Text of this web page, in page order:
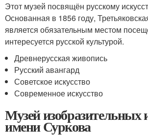
Этот музей посвящён русскому
Основанная в 1856 году,
является обязательным местом
интересуется русской культурой.
Древнерусская живопись
Русский авангард
Советское искусство
Современное искусство
Музей изобразительных
имени Суркова